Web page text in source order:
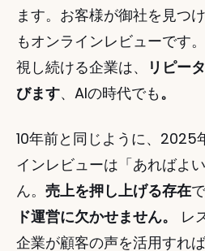
ます。お客様が御社を見つ
もオンラインレビューです
視し続ける企業は、
リピー
びます、AIの時代でも。
10年前と同じように、2025
インレビューは「あればよ
ん。 売上を押し上げる存在
ド運営に欠かせません。
レ
企業が顧客の声を活用すれば